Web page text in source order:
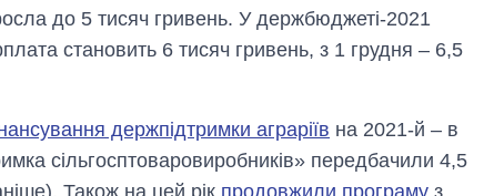
до 5 тисяч гривень. У держбюджеті-2021
становить 6 тисяч гривень, з 1 грудня – 6,5
держпідтримки аграріїв на 2021-й – в
сільгосптоваровиробників» передбачили 4,5
Також на цей рік продовжили програму з